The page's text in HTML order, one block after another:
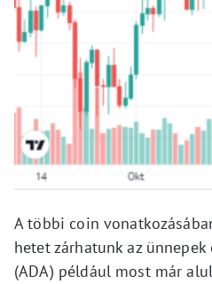
A többi coin
hetet zárhatunk az
(ADA) például most már